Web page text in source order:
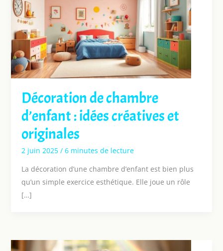
Décoration de chambre
d’enfant : idées créatives et
originales
2 juin 2025 / 6 minutes de lecture
La décoration d’une chambre d’enfant est bien plus
qu’un simple exercice esthétique. Elle joue un rôle
[…]